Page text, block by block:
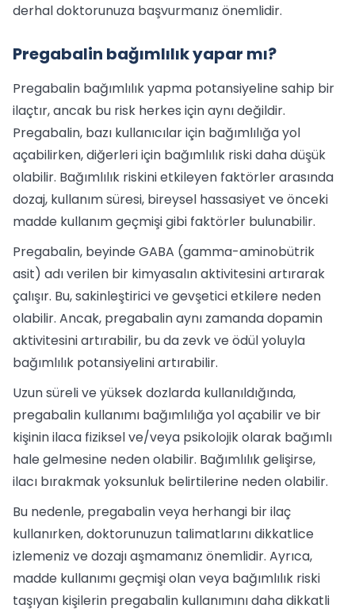
derhal doktorunuza başvurmanız önemlidir.
Pregabalin bağımlılık yapar mı?
Pregabalin bağımlılık yapma potansiyeline sahip bir
ilaçtır, ancak bu risk herkes için aynı değildir.
Pregabalin, bazı kullanıcılar için bağımlılığa yol
açabilirken, diğerleri için bağımlılık riski daha düşük
olabilir. Bağımlılık riskini etkileyen faktörler arasında
dozaj, kullanım süresi, bireysel hassasiyet ve önceki
madde kullanım geçmişi gibi faktörler bulunabilir.
Pregabalin, beyinde GABA (gamma-aminobütrik
asit) adı verilen bir kimyasalın aktivitesini artırarak
çalışır. Bu, sakinleştirici ve gevşetici etkilere neden
olabilir. Ancak, pregabalin aynı zamanda dopamin
aktivitesini artırabilir, bu da zevk ve ödül yoluyla
bağımlılık potansiyelini artırabilir.
Uzun süreli ve yüksek dozlarda kullanıldığında,
pregabalin kullanımı bağımlılığa yol açabilir ve bir
kişinin ilaca fiziksel ve/veya psikolojik olarak bağımlı
hale gelmesine neden olabilir. Bağımlılık gelişirse,
ilacı bırakmak yoksunluk belirtilerine neden olabilir.
Bu nedenle, pregabalin veya herhangi bir ilaç
kullanırken, doktorunuzun talimatlarını dikkatlice
izlemeniz ve dozajı aşmamanız önemlidir. Ayrıca,
madde kullanımı geçmişi olan veya bağımlılık riski
taşıyan kişilerin pregabalin kullanımını daha dikkatli